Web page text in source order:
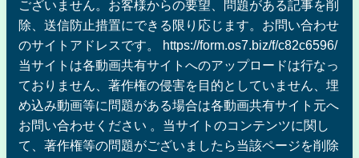
ございません。お客様からの要望、問題がある記事を削
除、送信防止措置にできる限り応じます。お問い合わせ
のサイトアドレスです。 https://form.os7.biz/f/c82c6596/
当サイトは各動画共有サイトへのアップロードは行なっ
ておりません、著作権の侵害を目的としていません、埋
め込み動画等に問題がある場合は各動画共有サイト元へ
お問い合わせください 。当サイトのコンテンツに関し
て、著作権等の問題がございましたら当該ページを削除